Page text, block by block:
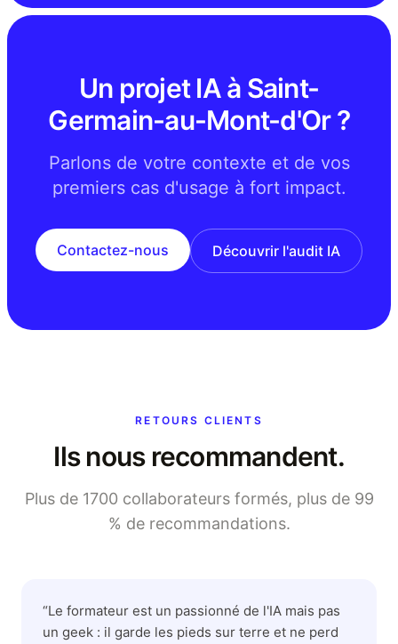
Un projet IA à Saint-
Germain-au-Mont-d'Or ?
Parlons de votre contexte et de vos
premiers cas d'usage à fort impact.
Contactez-nous Découvrir l'audit IA
RETOURS CLIENTS
Ils nous recommandent.
Plus de 1700 collaborateurs formés, plus de 99
% de recommandations.
“Le formateur est un passionné de l'IA mais pas
un geek : il garde les pieds sur terre et ne perd